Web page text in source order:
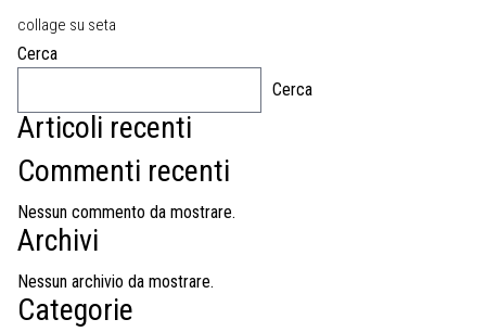
LE COLLEZIONI
GLI AUTORI
MOSTRE
EVENTI
PALAZZO DELLE MUSE
collage su seta
Cerca
Cerca
Articoli recenti
Commenti recenti
Nessun commento da mostrare.
Archivi
Nessun archivio da mostrare.
Categorie